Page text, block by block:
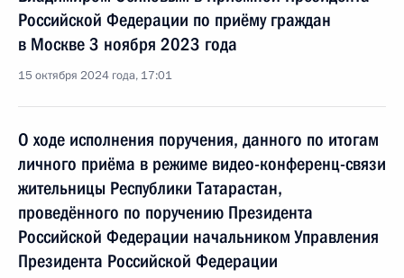
Российской Федерации по приёму граждан
в Москве 3 ноября 2023 года
15 октября 2024 года, 17:01
О ходе исполнения поручения, данного по итогам
личного приёма в режиме видео-конференц-связи
жительницы Республики Татарастан,
проведённого по поручению Президента
Российской Федерации начальником Управления
Президента Российской Федерации